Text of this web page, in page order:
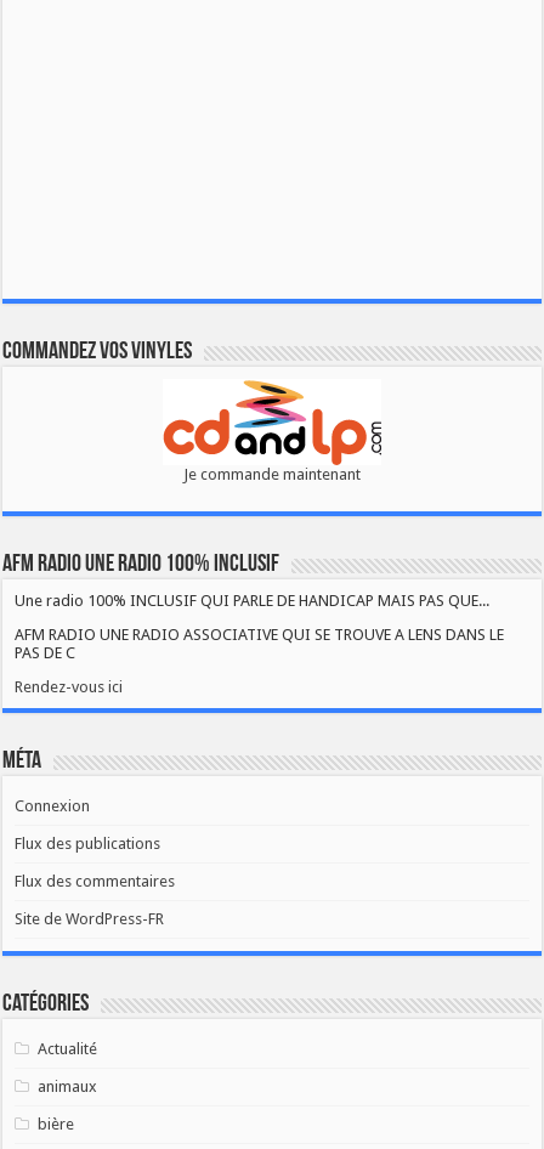
Commandez vos vinyles
Je commande maintenant
AFM RADIO UNE RADIO 100% INCLUSIF
Une radio 100% INCLUSIF QUI PARLE DE HANDICAP MAIS PAS QUE...
AFM RADIO UNE RADIO ASSOCIATIVE QUI SE TROUVE A LENS DANS LE
PAS DE C
Rendez-vous ici
Méta
Connexion
Flux des publications
Flux des commentaires
Site de WordPress-FR
Catégories
Actualité
animaux
bière